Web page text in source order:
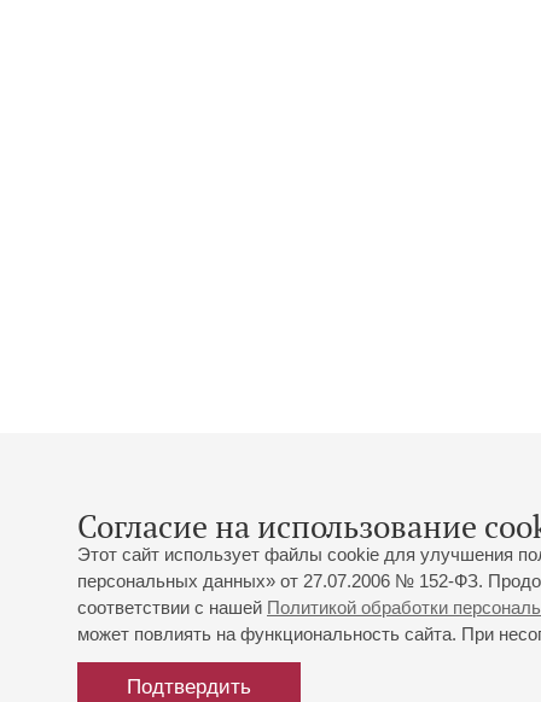
Согласие на использование
Этот сайт использует файлы cookie для улучшения
персональных данных» от 27.07.2006 № 152-ФЗ.
соответствии с нашей Политикой обработки
может повлиять на функциональность сайта. При
Подтвердить